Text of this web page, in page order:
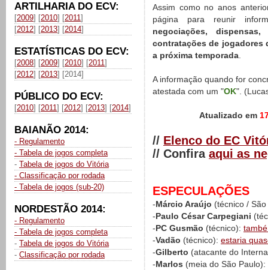
ARTILHARIA DO ECV:
[2009] [2010] [2011]
[2012] [2013] [2014]
ESTATÍSTICAS DO ECV:
[2008] [2009] [2010] [2011]
[2012] [2013] [2014]
PÚBLICO DO ECV:
[2010] [2011] [2012] [2013] [2014]
BAIANÃO 2014:
- Regulamento
- Tabela de jogos completa
- Tabela de jogos do Vitória
- Classificação por rodada
- Tabela de jogos (sub-20)
NORDESTÃO 2014:
- Regulamento
- Tabela de jogos completa
- Tabela de jogos do Vitória
- Classificação por rodada
Assim como no anos
página para reunir
negociações,
contratações de jogadores
a próxima temporada.
A informação quando for
atestada com um "OK".
Atualizado em
// Elenco do EC
// Confira aqui as
ESPECULAÇÕES
-Márcio Araújo (técnico /
-Paulo César Carpegiani
-PC Gusmão (técnico):
-Vadão (técnico): estaria
-Gilberto (atacante do
-Marlos (meia do São